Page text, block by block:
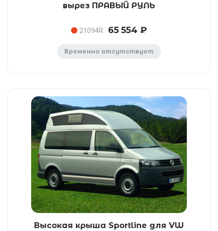
вырез ПРАВЫЙ РУЛЬ
21094R 65 554 ₽
Временно отсутствует
Высокая крыша Sportline для VW